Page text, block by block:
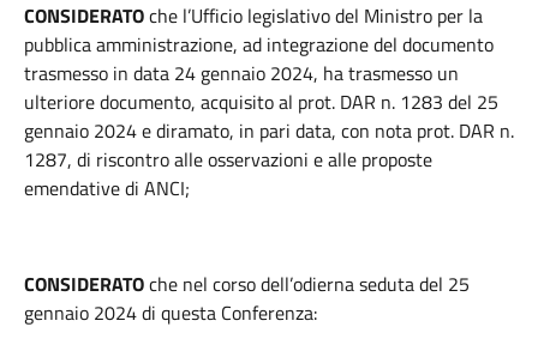
CONSIDERATOche l’Ufficio legislativo del Ministro per la
pubblica amministrazione, ad integrazione del documento
trasmesso in data 24 gennaio 2024, ha trasmesso un
ulteriore documento, acquisito al prot. DAR n. 1283 del 25
gennaio 2024 e diramato, in pari data, con nota prot. DAR n.
1287, di riscontro alle osservazioni e alle proposte
emendative di ANCI;
CONSIDERATOche nel corso dell’odierna seduta del 25
gennaio 2024 di questa Conferenza: